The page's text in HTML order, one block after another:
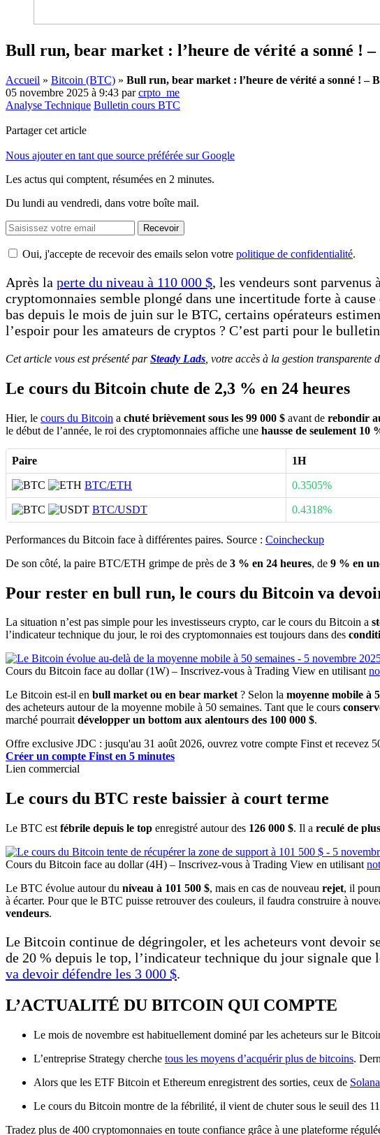
Bull run, bear market : l’heure de vérité a sonné !
Accueil » Bitcoin (BTC) » Bull run, bear market : l’heure de vérité a sonné ! –
05 novembre 2025 à 9:43 parcrpto_me
Analyse Technique Bulletin cours BTC
Partager cet article
Nous ajouter en tant que source préférée sur Google
Les actus qui comptent, résumées en 2 minutes.
Du lundi au vendredi, dans votre boîte mail.
Recevoir
Oui, j'accepte de recevoir des emails selon votre politique de confidentialité.
Après la perte du niveau à 110 000 $, les vendeurs sont
cryptomonnaies semble plongé dans une incertitude forte à cause
bas depuis le mois de juin sur le BTC, certains opérateurs
l’espoir pour les amateurs de cryptos ? C’est parti pour le
Cet article vous est présenté parSteady Lads , votre accès à la gestion transparente
Le cours du Bitcoin chute de 2,3 % en 24 heures
Hier, le cours du Bitcoin a chuté brièvement sous les 99 000 $ avant de rebondir
le début de l’année, le roi des cryptomonnaies affiche une hausse de seulement 10
Paire 1H
BTC/ETH 0.3505%
BTC/USDT 0.4318%
Performances du Bitcoin face à différentes paires. Source : Coincheckup
De son côté, la paire BTC/ETH grimpe de près de 3 % en 24 heures, de 9 % en
Pour rester en bull run, le cours du Bitcoin va
La situation n’est pas simple pour les investisseurs crypto, car le cours du Bitcoin a
l’indicateur technique du jour, le roi des cryptomonnaies est toujours dans des
Cours du Bitcoin face au dollar (1W) – Inscrivez-vous à Trading View en utilisant
Le Bitcoin est-il en bull market ou en bear market? Selon la moyenne mobile à
des acheteurs autour de la moyenne mobile à 50 semaines. Tant que le cours
marché pourraitdévelopper un bottom aux alentours des 100 000 $.
Offre exclusive JDC : jusqu'au 31 août 2026, ouvrez votre compte Finst et recevez
Créer un compte Finst en 5 minutes
Lien commercial
Le cours du BTC reste baissier à court terme
Le BTC est fébrile depuis le top enregistré autour des 126 000 $. Il a reculé de
Cours du Bitcoin face au dollar (4H) – Inscrivez-vous à Trading View en utilisant
Le BTC évolue autour du niveau à 101 500 $, mais en cas de nouveau rejet, il
à écarter. Pour que le BTC puisse retrouver des couleurs, il faudra construire à
vendeurs.
Le Bitcoin continue de dégringoler, et les acheteurs vont devoir
de 20 % depuis le top, l’indicateur technique du jour signale
va devoir défendre les 3 000 $.
L’ACTUALITÉ DU BITCOIN QUI COMPTE
Le mois de novembre est habituellement dominé par les acheteurs sur le
L’entreprise Strategy cherche tous les moyens d’acquérir plus de bitcoins.
Alors que les ETF Bitcoin et Ethereum enregistrent des sorties, ceux de
Le cours du Bitcoin montre de la fébrilité, il vient de chuter sous le seuil des
Tradez plus de 400 cryptomonnaies en toute confiance grâce à une plateforme